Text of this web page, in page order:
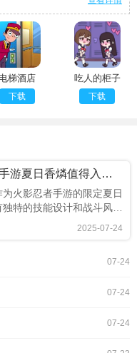
电梯酒店
下载
吃人的柜子
2中文版
下载
火影忍者手游夏日香燐值得入手吗
为火影忍者手游的限定夏日
独特的技能设计和战斗风
从技能解析、连招技巧及竞
面评估，助你判断是否值得
面，夏日香燐的普攻为五段
好的起手能力，第三段下劈
中，锁链从地面穿出进行终
注意的是，最后一段
2025-07-24
07-24
07-24
07-24